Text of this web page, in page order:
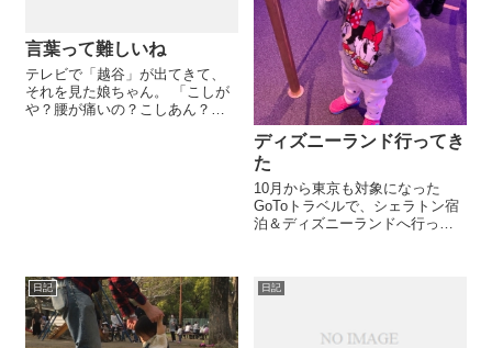
言葉って難しいね
テレビで「越谷」が出てきて、
それを見た娘ちゃん。 「こしが
や？腰が痛いの？こしあん？腰
ディズニーランド行ってき
た
10月から東京も対象になった
GoToトラベルで、シェラトン宿
泊＆ディズニーランドへ行って
し、20時くらいにシャトルバス
日記 日記